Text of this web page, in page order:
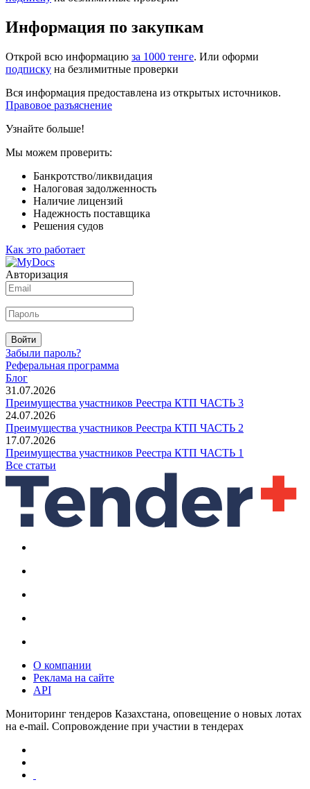
Информация по закупкам
Открой всю информацию за 1000 тенге. Или оформи
подписку на безлимитные проверки
Вся информация предоставлена из открытых источников.
Правовое разъяснение
Узнайте больше!
Мы можем проверить:
Банкротство/ликвидация
Налоговая задолженность
Наличие лицензий
Надежность поставщика
Решения судов
Как это работает
Авторизация
Войти
Забыли пароль?
Реферальная программа
Блог
31.07.2026
Преимущества участников Реестра КТП ЧАСТЬ 3
24.07.2026
Преимущества участников Реестра КТП ЧАСТЬ 2
17.07.2026
Преимущества участников Реестра КТП ЧАСТЬ 1
Все статьи
О компании
Реклама на сайте
API
Мониторинг тендеров Казахстана, оповещение о новых лотах
на e-mail. Сопровождение при участии в тендерах